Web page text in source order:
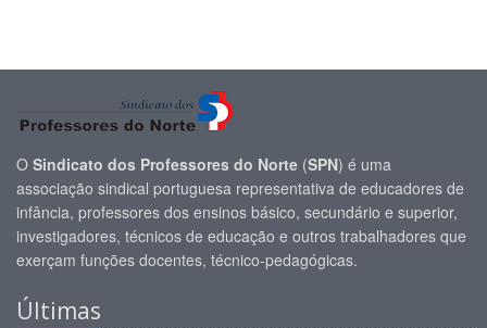
O Sindicato dos Professores do Norte (SPN) é uma
associação sindical portuguesa representativa de educadores de
infância, professores dos ensinos básico, secundário e superior,
investigadores, técnicos de educação e outros trabalhadores que
exerçam funções docentes, técnico-pedagógicas.
Últimas